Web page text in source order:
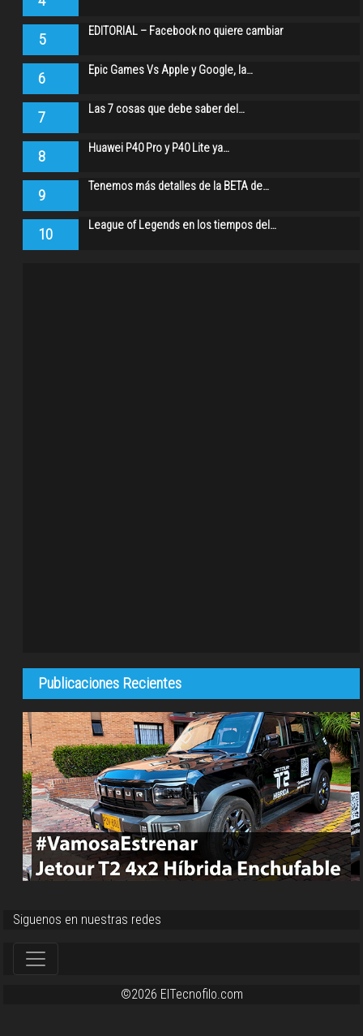
5 EDITORIAL – Facebook no quiere cambiar
6 Epic Games Vs Apple y Google, la…
7 Las 7 cosas que debe saber del…
8 Huawei P40 Pro y P40 Lite ya…
9 Tenemos más detalles de la BETA de…
10 League of Legends en los tiempos del…
Publicaciones Recientes
Siguenos en nuestras redes
©2026 ElTecnofilo.com